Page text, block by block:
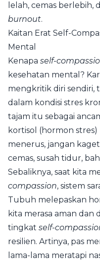
lelah, cemas
burnout.
Kaitan Erat Self-
Mental
Kenapa self-
kesehatan mental?
mengkritik diri sendiri,
dalam kondisi stres
tajam itu sebagai
kortisol (hormon
menerus, jangan
cemas, susah tidur,
Sebaliknya, saat kita
compassion, sistem
Tubuh melepaskan
kita merasa aman dan
tingkat self-
resilien. Artinya, pas
lama-lama meratapi